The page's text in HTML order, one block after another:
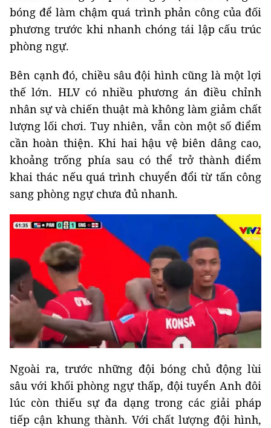
bóng để làm chậm quá trình phản công của đối
phương trước khi nhanh chóng tái lập cấu trúc
phòng ngự.
Bên cạnh đó, chiều sâu đội hình cũng là một lợi
thế lớn. HLV có nhiều phương án điều chỉnh
nhân sự và chiến thuật mà không làm giảm chất
lượng lối chơi. Tuy nhiên, vẫn còn một số điểm
cần hoàn thiện. Khi hai hậu vệ biên dâng cao,
khoảng trống phía sau có thể trở thành điểm
khai thác nếu quá trình chuyển đổi từ tấn công
sang phòng ngự chưa đủ nhanh.
Ngoài ra, trước những đội bóng chủ động lùi
sâu với khối phòng ngự thấp, đội tuyển Anh đôi
lúc còn thiếu sự đa dạng trong các giải pháp
tiếp cận khung thành. Với chất lượng đội hình,